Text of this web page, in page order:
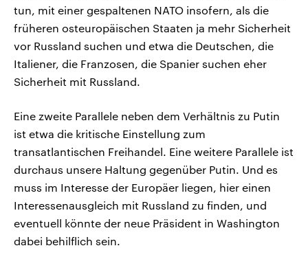
tun, mit einer gespaltenen NATO insofern, als die
früheren osteuropäischen Staaten ja mehr Sicherheit
vor Russland suchen und etwa die Deutschen, die
Italiener, die Franzosen, die Spanier suchen eher
Sicherheit mit Russland.
Eine zweite Parallele neben dem Verhältnis zu Putin
ist etwa die kritische Einstellung zum
transatlantischen Freihandel. Eine weitere Parallele ist
durchaus unsere Haltung gegenüber Putin. Und es
muss im Interesse der Europäer liegen, hier einen
Interessenausgleich mit Russland zu finden, und
eventuell könnte der neue Präsident in Washington
dabei behilflich sein.